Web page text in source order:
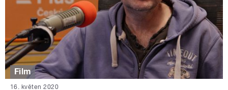
Film
16. květen 2020